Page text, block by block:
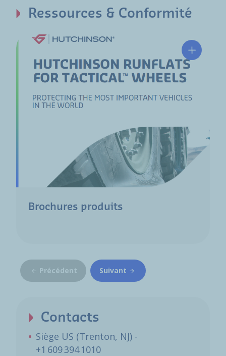
Ressources & Conformité
Brochures produits
Précédent Suivant
Contacts
Siège US (Trenton, NJ) -
+1 609 394 1010